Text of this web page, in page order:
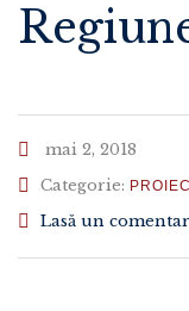
mai 2, 2018
Categorie:
Lasă un